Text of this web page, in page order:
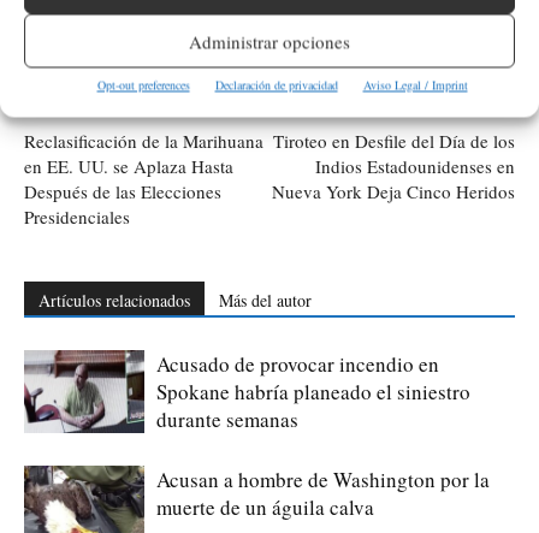
Administrar opciones
Opt-out preferences Declaración de privacidad Aviso Legal / Imprint
Estado de Washington Yakima
Reclasificación de la Marihuana
en EE. UU. se Aplaza Hasta
Después de las Elecciones
Presidenciales
Tiroteo en Desfile del Día de los
Indios Estadounidenses en
Nueva York Deja Cinco Heridos
Artículos relacionados Más del autor
Acusado de provocar incendio en
Spokane habría planeado el siniestro
durante semanas
Acusan a hombre de Washington por la
muerte de un águila calva